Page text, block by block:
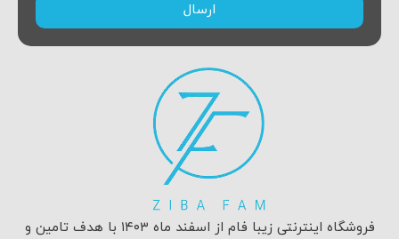
ارسال
فروشگاه اینترنتی زیبا فام از اسفند ماه ۱۴۰۳ با هدف تامین و